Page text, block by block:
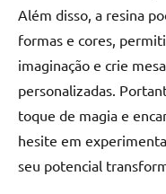
de
resina
e
as
inovadoras
cascata
Além disso, a resina
formas e cores,
imaginação e crie
personalizadas.
toque de magia e
hesite em
seu potencial